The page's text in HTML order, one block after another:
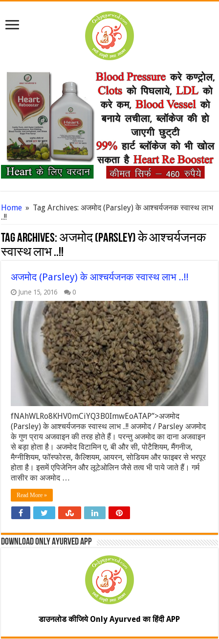
Home » Tag Archives: अजमोद (Parsley) के आश्चर्यजनक स्वास्थ लाभ
..!!
Tag Archives:अजमोद (Parsley) के आश्चर्यजनक
स्वास्थ लाभ ..!!
अजमोद (Parsley) के आश्चर्यजनक स्वास्थ लाभ ..!!
June 15, 2016 0
fNAhWLRo8KHV0mCiYQ3B0ImwEoATAP”>अजमोद
(Parsley) के आश्चर्यजनक स्वास्थ लाभ ..!! अजमोद / Parsley अजमोद
के गुण प्राय अजवाइन की तरह होते हैं। परन्तु अजमोद का दाना अजवाइन
से बड़ा होता है। अजमोद विटामिन ए, बी और सी, पोटैशियम, मैंगनीज,
मैग्‍नीशियम, फॉस्फोरस, कैल्शियम, आयरन, सोडियम और फाइबर से भरपूर
होता है। इसमें एपिजेनिन और लूटेओलिन जैसे तत्‍व भी पाये जाते हैं। गर्म
तासीर का अजमोद …
Read More »
Download Only Ayurved App
डाउनलोड कीजिये Only Ayurved का हिंदी APP